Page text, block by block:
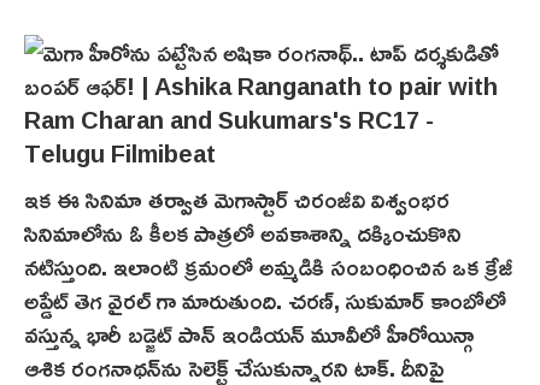
ఇక ఈ సినిమా తర్వాత మెగాస్టార్ చిరంజీవి విశ్వంభర
సినిమాలోను ఓ కీలక పాత్రలో అవకాశాన్ని దక్కించుకొని
నటిస్తుంది. ఇలాంటి క్రమంలో అమ్మడికి సంబంధించిన ఒక క్రేజీ
అప్డేట్ తెగ వైరల్ గా మారుతుంది. చరణ్, సుకుమార్ కాంబోలో
వస్తున్న భారీ బడ్జెట్ పాన్ ఇండియన్ మూవీలో హీరోయిన్గా
ఆశిక రంగనాథన్‌ను సెలెక్ట్ చేసుకున్నారని టాక్. దీనిపై